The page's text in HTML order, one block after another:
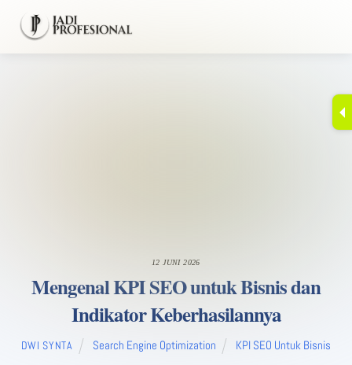
content
12 JUNI 2026
Mengenal KPI SEO untuk Bisnis dan
Indikator Keberhasilannya
DWI SYNTA Search Engine Optimization KPI SEO Untuk Bisnis